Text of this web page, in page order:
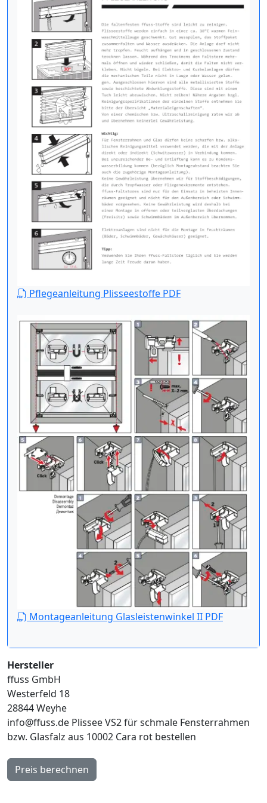
Pflegeanleitung Plisseestoffe PDF
Montageanleitung Glasleistenwinkel II PDF
Hersteller
ffuss GmbH
Westerfeld 18
28844 Weyhe
info@ffuss.de Plissee VS2 für schmale Fensterrahmen
bzw. Glasfalz aus 10002 Cara rot bestellen
Preis berechnen